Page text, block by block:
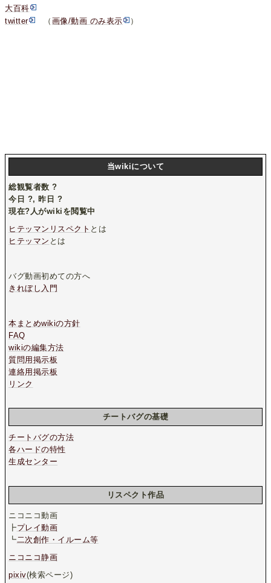
大百科
twitter
（ 画像/動画 のみ表示 ）
当wikiについて
総観覧者数?
今日 ?, 昨日 ?
現在? 人がwikiを閲覧中
ヒテッマンリスペクト とは
ヒテッマン とは
バグ動画初めての方へ
きれぼし入門
本まとめwikiの方針
FAQ
wikiの編集方法
質問用掲示板
連絡用掲示板
リンク
チートバグの基礎
チートバグの方法
各ハードの特性
生成センター
リスペクト作品
ニコニコ動画
┣プレイ動画
┗ 二次創作・イルーム等
ニコニコ静画
pixiv(検索ページ)